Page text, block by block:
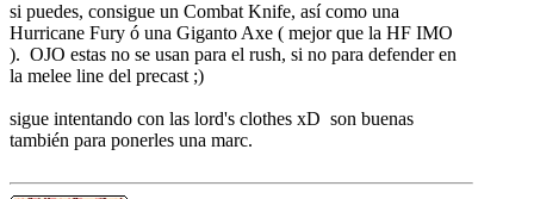
si puedes, consigue un Combat Knife, así como una
Hurricane Fury ó una Giganto Axe ( mejor que la HF IMO
). OJO estas no se usan para el rush, si no para defender en
la melee line del precast ;)
sigue intentando con las lord's clothes xD son buenas
también para ponerles una marc.